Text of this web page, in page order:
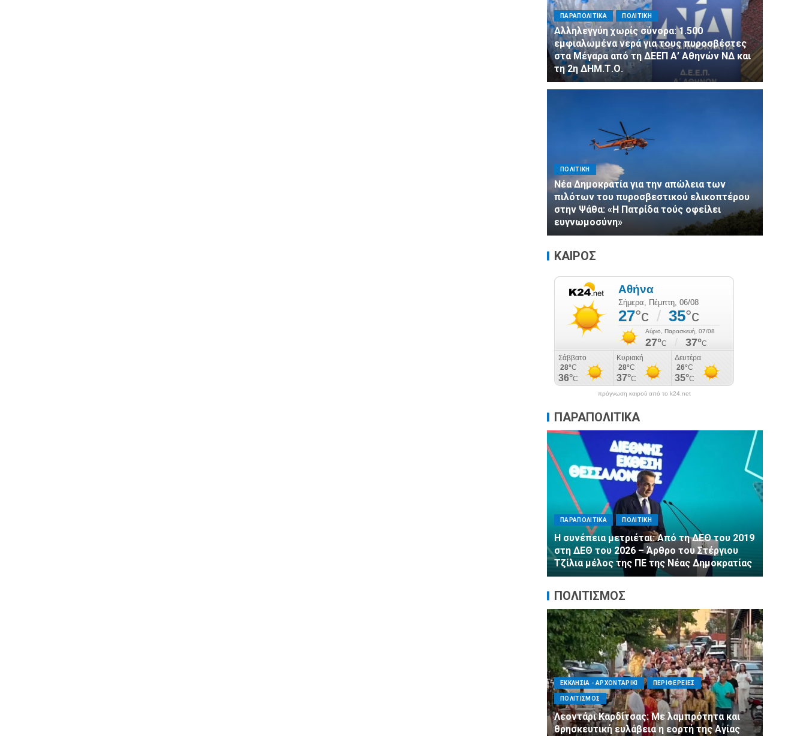
ΠΑΡΑΠΟΛΙΤΙΚΑ ΠΟΛΙΤΙΚΗ
Αλληλεγγύη χωρίς σύνορα: 1.500
εμφιαλωμένα νερά για τους πυροσβέστες
στα Μέγαρα από τη ΔΕΕΠ Α’ Αθηνών ΝΔ και
τη 2η ΔΗΜ.Τ.Ο.
ΠΟΛΙΤΙΚΗ
Νέα Δημοκρατία για την απώλεια των
πιλότων του πυροσβεστικού ελικοπτέρου
στην Ψάθα: «Η Πατρίδα τούς οφείλει
ευγνωμοσύνη»
ΚΑΙΡΟΣ
πρόγνωση καιρού από το k24.net
ΠΑΡΑΠΟΛΙΤΙΚΑ
Η συνέπεια μετριέται: Από τη ΔΕΘ του 2019
στη ΔΕΘ του 2026 – Άρθρο του Στέργιου
Τζίλια μέλος της ΠΕ της Νέας Δημοκρατίας
ΠΑΡΑΠΟΛΙΤΙΚΑ
Αλληλεγγύη χωρίς σύνορα:
εμφιαλωμένα νερά για τους
στα Μέγαρα από τη ΔΕΕΠ Α’
τη 2η ΔΗΜ.Τ.Ο.
ΠΟΛΙΤΙΣΜΟΣ
ΕΚΚΛΗΣΙΑ - ΑΡΧΟΝΤΑΡΙΚΙ ΠΕΡΙΦΕΡΕΙΕΣ
Λεοντάρι Καρδίτσας: Με λαμπρότητα και
θρησκευτική ευλάβεια η εορτή της Αγίας
ΑΓΙΟΣ ΔΗΜΗΤΡΙΟΣ
ΣΥΛΛΟΓΟΙ - ΕΝΩΣΕΙΣ
Η Εθελοντική Δράση
πλευρό των